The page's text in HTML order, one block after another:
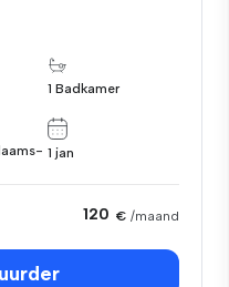
1 Badkamer
1 jan
120 € /maand